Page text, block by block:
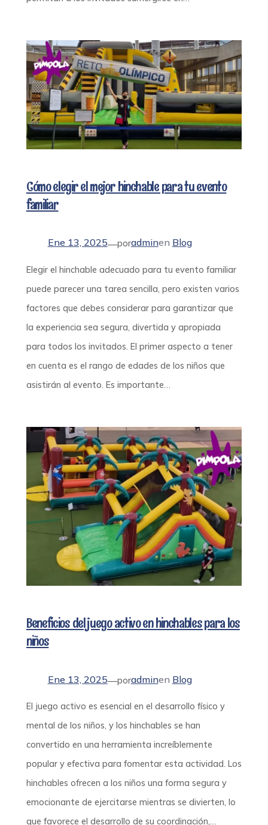
Cómo elegir el mejor hinchable para tu evento
familiar
Ene 13, 2025—poradminen Blog
Elegir el hinchable adecuado para tu evento familiar
puede parecer una tarea sencilla, pero existen varios
factores que debes considerar para garantizar que
la experiencia sea segura, divertida y apropiada
para todos los invitados. El primer aspecto a tener
en cuenta es el rango de edades de los niños que
asistirán al evento. Es importante…
Beneficios del juego activo en hinchables para los
niños
Ene 13, 2025—poradminen Blog
El juego activo es esencial en el desarrollo físico y
mental de los niños, y los hinchables se han
convertido en una herramienta increíblemente
popular y efectiva para fomentar esta actividad. Los
hinchables ofrecen a los niños una forma segura y
emocionante de ejercitarse mientras se divierten, lo
que favorece el desarrollo de su coordinación,…